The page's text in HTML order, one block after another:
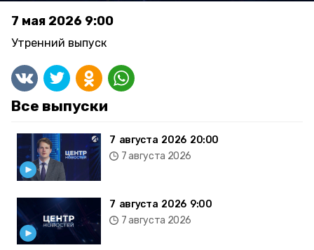
7 мая 2026 9:00
Утренний выпуск
Все выпуски
7 августа 2026 20:00
7 августа 2026
7 августа 2026 9:00
7 августа 2026